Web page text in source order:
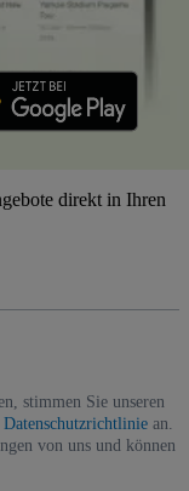
direkt in Ihren
stimmen Sie unseren
Datenschutzrichtliniean.
von uns und können